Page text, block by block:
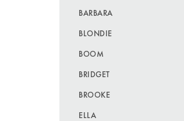
BARBARA
BLONDIE
BOOM
BRIDGET
BROOKE
ELLA